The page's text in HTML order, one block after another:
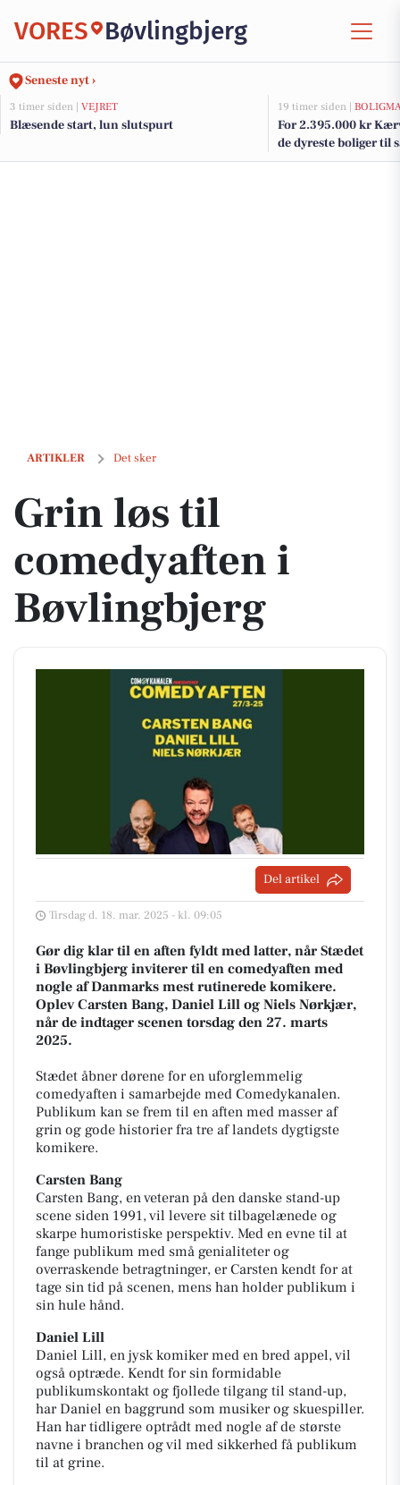
VORES Bøvlingbjerg
Seneste nyt ›
3 timer siden | VEJRET
Blæsende start, lun slutspurt
19 timer siden |
For 2.395.000 kr
de dyreste boliger til
ARTIKLER Det sker
Grin løs til comedyaften i Bøvlingbjerg
Grin løs til
comedyaften i
Bøvlingbjerg
Del artikel
Tirsdag d. 18. mar. 2025 - kl. 09:05
Gør dig klar til en aften fyldt med latter, når Stædet
i Bøvlingbjerg inviterer til en comedyaften med
nogle af Danmarks mest rutinerede komikere.
Oplev Carsten Bang, Daniel Lill og Niels Nørkjær,
når de indtager scenen torsdag den 27. marts
2025.
Stædet åbner dørene for en uforglemmelig
comedyaften i samarbejde med Comedykanalen.
Publikum kan se frem til en aften med masser af
grin og gode historier fra tre af landets dygtigste
komikere.
Carsten Bang
Carsten Bang, en veteran på den danske stand-up
scene siden 1991, vil levere sit tilbagelænede og
skarpe humoristiske perspektiv. Med en evne til at
fange publikum med små genialiteter og
overraskende betragtninger, er Carsten kendt for at
tage sin tid på scenen, mens han holder publikum i
sin hule hånd.
Daniel Lill
Daniel Lill, en jysk komiker med en bred appel, vil
også optræde. Kendt for sin formidable
publikumskontakt og fjollede tilgang til stand-up,
har Daniel en baggrund som musiker og skuespiller.
Han har tidligere optrådt med nogle af de største
navne i branchen og vil med sikkerhed få publikum
til at grine.